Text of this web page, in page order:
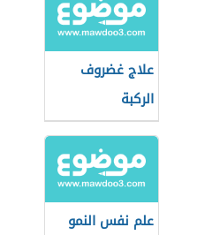
علاج غضروف
الركبة
علم نفس النمو